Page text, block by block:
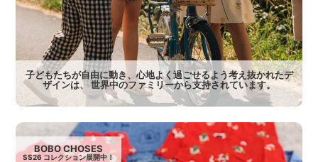
子どもたちが自由に動き、心地よく過ごせるよう考え抜かれたデ
ザインは、 世界中のファミリーから支持されています。
BOBO CHOSES
SS26 コレクション展開中！